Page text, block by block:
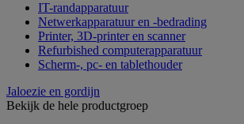
IT-randapparatuur
Netwerkapparatuur en -bedrading
Printer, 3D-printer en scanner
Refurbished computerapparatuur
Scherm-, pc- en tablethouder
Jaloezie en gordijn
Bekijk de hele productgroep